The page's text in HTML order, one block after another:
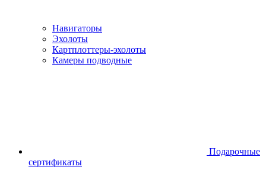
Навигаторы
Эхолоты
Картплоттеры-эхолоты
Камеры подводные
Подарочные
сертификаты